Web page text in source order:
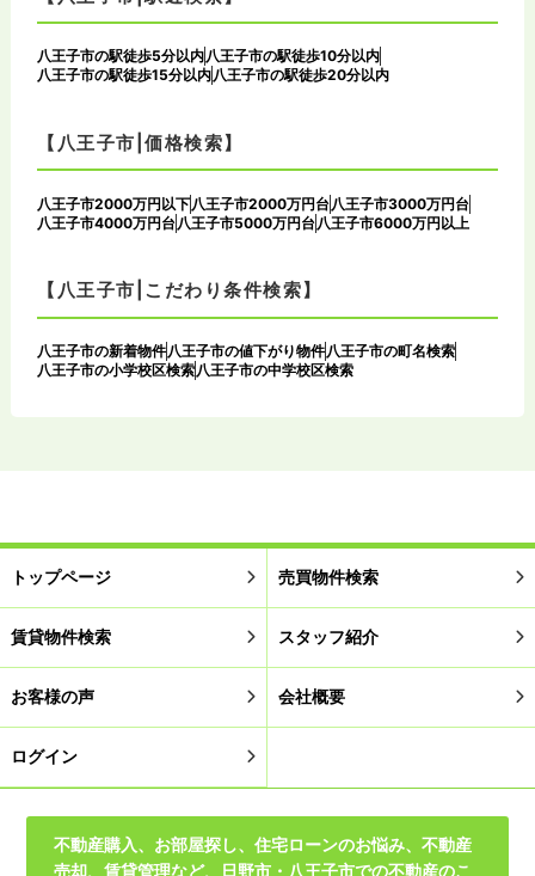
八王子市の駅徒歩5分以内八王子市の駅徒歩10分以内
八王子市の駅徒歩15分以内八王子市の駅徒歩20分以内
【八王子市|価格検索】
八王子市2000万円以下 八王子市2000万円台 八王子市3000万円台
八王子市4000万円台 八王子市5000万円台 八王子市6000万円以上
【八王子市|こだわり条件検索】
八王子市の新着物件八王子市の値下がり物件八王子市の町名検索
八王子市の小学校区検索八王子市の中学校区検索
トップページ 売買物件検索
賃貸物件検索 スタッフ紹介
お客様の声 会社概要
ログイン
不動産購入、お部屋探し、住宅ローンのお悩み、不動産
売却、賃貸管理など、日野市・八王子市での不動産のこ